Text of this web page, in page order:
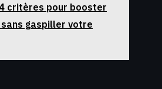
critères pour booster
gaspiller votre